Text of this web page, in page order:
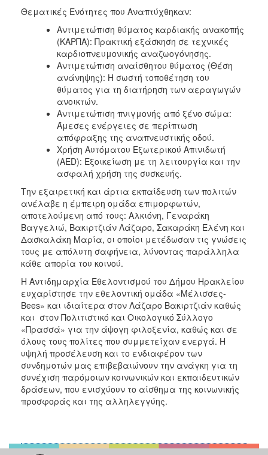
Θεματικές Ενότητες που Αναπτύχθηκαν:
Αντιμετώπιση θύματος καρδιακής ανακοπής
(ΚΑΡΠΑ): Πρακτική εξάσκηση σε τεχνικές
καρδιοπνευμονικής αναζωογόνησης.
Αντιμετώπιση αναίσθητου θύματος (Θέση
ανάνηψης): Η σωστή τοποθέτηση του
θύματος για τη διατήρηση των αεραγωγών
ανοικτών.
Αντιμετώπιση πνιγμονής από ξένο σώμα:
Άμεσες ενέργειες σε περίπτωση
απόφραξης της αναπνευστικής οδού.
Χρήση Αυτόματου Εξωτερικού Απινιδωτή
(AED): Εξοικείωση με τη λειτουργία και την
ασφαλή χρήση της συσκευής.
Την εξαιρετική και άρτια εκπαίδευση των πολιτών
ανέλαβε η έμπειρη ομάδα επιμορφωτών,
αποτελούμενη από τους: Αλκιόνη, Γεναράκη
Βαγγελιώ, Βακιρτζιάν Λάζαρο, Σακαράκη Ελένη και
Δασκαλάκη Μαρία, οι οποίοι μετέδωσαν τις γνώσεις
τους με απόλυτη σαφήνεια, λύνοντας παράλληλα
κάθε απορία του κοινού.
Η Αντιδημαρχία Εθελοντισμού του Δήμου Ηρακλείου
ευχαρίστησε την εθελοντική ομάδα «Μέλισσες-
Bees» και ιδιαίτερα στον Λάζαρο Βακιρτζιάν καθώς
και στον Πολιτιστικό και Οικολογικό Σύλλογο
«Πρασσά» για την άψογη φιλοξενία, καθώς και σε
όλους τους πολίτες που συμμετείχαν ενεργά. Η
υψηλή προσέλευση και το ενδιαφέρον των
συνδημοτών μας επιβεβαιώνουν την ανάγκη για τη
συνέχιση παρόμοιων κοινωνικών και εκπαιδευτικών
δράσεων, που ενισχύουν το αίσθημα της κοινωνικής
προσφοράς και της αλληλεγγύης.